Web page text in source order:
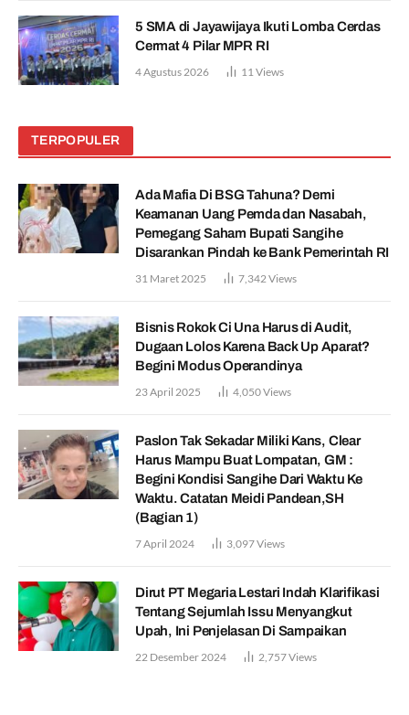
5 SMA di Jayawijaya Ikuti Lomba Cerdas
Cermat 4 Pilar MPR RI
4 Agustus 2026 11 Views
TERPOPULER
Ada Mafia Di BSG Tahuna? Demi
Keamanan Uang Pemda dan Nasabah,
Pemegang Saham Bupati Sangihe
Disarankan Pindah ke Bank Pemerintah RI
31 Maret 2025 7,342 Views
Bisnis Rokok Ci Una Harus di Audit,
Dugaan Lolos Karena Back Up Aparat?
Begini Modus Operandinya
23 April 2025 4,050Views
Paslon Tak Sekadar Miliki Kans, Clear
Harus Mampu Buat Lompatan, GM :
Begini Kondisi Sangihe Dari Waktu Ke
Waktu. Catatan Meidi Pandean,SH
(Bagian 1)
7 April 2024 3,097Views
Dirut PT Megaria Lestari Indah Klarifikasi
Tentang Sejumlah Issu Menyangkut
Upah, Ini Penjelasan Di Sampaikan
22 Desember 2024 2,757Views